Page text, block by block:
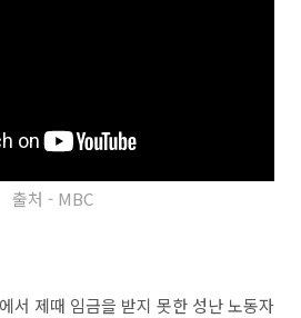
출처 - MBC
서 제때 임금을 받지 못한 성난 노동자